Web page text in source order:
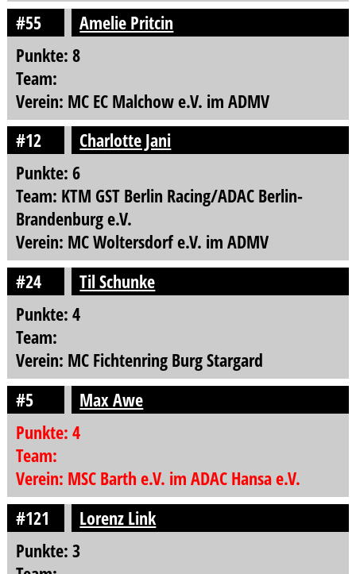
#55
Amelie Pritcin
Punkte: 8
Team:
Verein: MC EC Malchow e.V. im ADMV
#12
Charlotte Jani
Punkte: 6
Team: KTM GST Berlin Racing/ADAC Berlin-
Brandenburg e.V.
Verein: MC Woltersdorf e.V. im ADMV
#24
Til Schunke
Punkte: 4
Team:
Verein: MC Fichtenring Burg Stargard
#5
Max Awe
Punkte: 4
Team:
Verein: MSC Barth e.V. im ADAC Hansa e.V.
#121
Lorenz Link
Punkte: 3